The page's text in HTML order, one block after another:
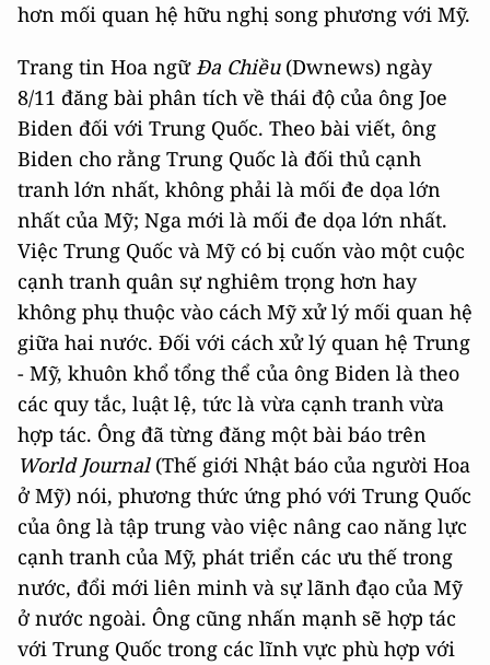
hơn mối quan hệ hữu nghị song phương với Mỹ.
Trang tin Hoa ngữĐa Chiều(Dwnews) ngày
8/11 đăng bài phân tích về thái độ của ông Joe
Biden đối với Trung Quốc. Theo bài viết, ông
Biden cho rằng Trung Quốc là đối thủ cạnh
tranh lớn nhất, không phải là mối đe dọa lớn
nhất của Mỹ; Nga mới là mối đe dọa lớn nhất.
Việc Trung Quốc và Mỹ có bị cuốn vào một cuộc
cạnh tranh quân sự nghiêm trọng hơn hay
không phụ thuộc vào cách Mỹ xử lý mối quan hệ
giữa hai nước. Đối với cách xử lý quan hệ Trung
- Mỹ, khuôn khổ tổng thể của ông Biden là theo
các quy tắc, luật lệ, tức là vừa cạnh tranh vừa
hợp tác. Ông đã từng đăng một bài báo trên
World Journal(Thế giới Nhật báo của người Hoa
ở Mỹ) nói, phương thức ứng phó với Trung Quốc
của ông là tập trung vào việc nâng cao năng lực
cạnh tranh của Mỹ, phát triển các ưu thế trong
nước, đổi mới liên minh và sự lãnh đạo của Mỹ
ở nước ngoài. Ông cũng nhấn mạnh sẽ hợp tác
với Trung Quốc trong các lĩnh vực phù hợp với